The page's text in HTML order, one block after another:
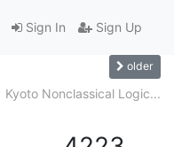
Sign In Sign Up
older
Kyoto Nonclassical Logic...